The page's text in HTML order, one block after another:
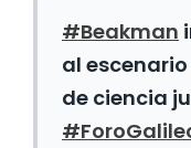
#Beakman
al
de ciencia